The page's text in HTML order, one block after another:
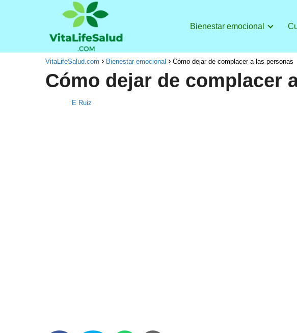
Bienestar emocional
VitaLifeSalud.com Bienestar emocional Cómo dejar de complacer a las personas
Cómo dejar de complacer
E Ruiz